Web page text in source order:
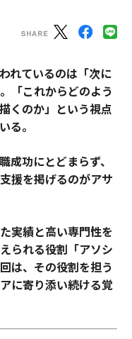
れているのは「次に
「これからどのよう
くのか」という視点
る。
成功にとどまらず、
援を掲げるのがアサ
実績と高い専門性を
られる役割「アソシ
は、その役割を担う
に寄り添い続ける覚